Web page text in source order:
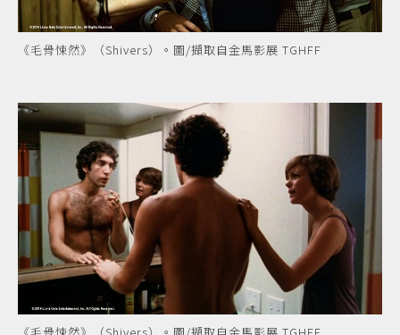
《毛骨悚然》（Shivers）。圖/擷取自金馬影展 TGHFF